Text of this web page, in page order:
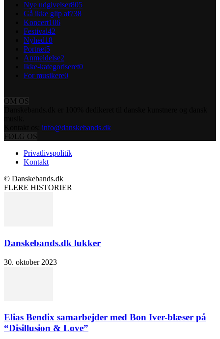
Nye udgivelser805
Gå ikke glip af738
Koncert106
Festival42
Nyhed18
Portræt5
Anmeldelse2
Ikke-kategoriseret0
For musikere0
OM OS
info@danskebands.dk
FØLG OS
Privatlivspolitik
Kontakt
© Danskebands.dk
FLERE HISTORIER
Danskebands.dk lukker
30. oktober 2023
Elias Bendix samarbejder med Bon Iver-blæser på
“Disillusion & Love”